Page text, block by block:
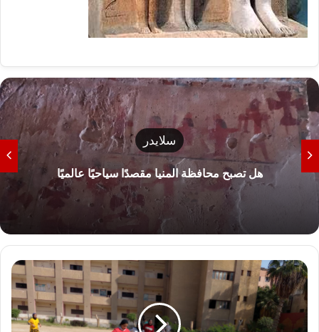
سلايدر
هل تصبح محافظة المنيا مقصدًا سياحيًا عالميًا
ب
ل
ب
ي
س